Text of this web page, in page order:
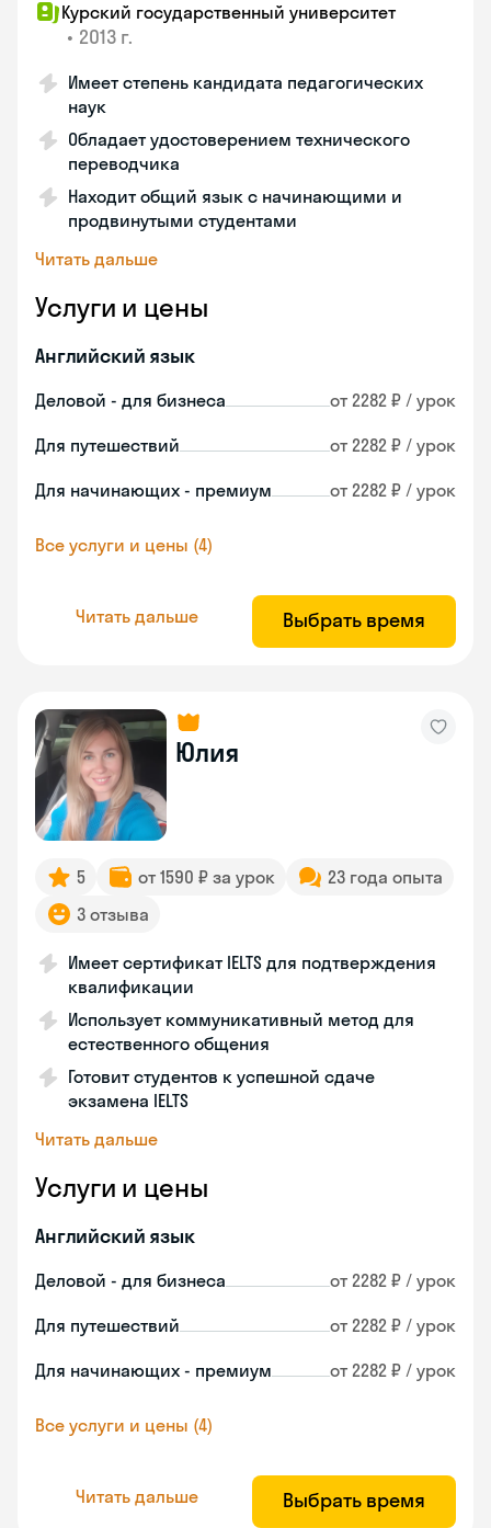
Курский государственный университет
• 2013 г.
Имеет степень кандидата педагогических
наук
Обладает удостоверением технического
переводчика
Находит общий язык с начинающими и
продвинутыми студентами
Читать дальше
Услуги и цены
Английский язык
Деловой - для бизнеса от 2282 ₽ / урок
Для путешествий от 2282 ₽ / урок
Для начинающих - премиум от 2282 ₽ / урок
Все услуги и цены (4)
Читать дальше Выбрать время
Юлия
5 от 1590 ₽ за урок
23 года опыта
3 отзыва
Имеет сертификат IELTS для подтверждения
квалификации
Использует коммуникативный метод для
естественного общения
Готовит студентов к успешной сдаче
экзамена IELTS
Читать дальше
Услуги и цены
Английский язык
Деловой - для бизнеса от 2282 ₽ / урок
Для путешествий от 2282 ₽ / урок
Для начинающих - премиум от 2282 ₽ / урок
Все услуги и цены (4)
Читать дальше Выбрать время